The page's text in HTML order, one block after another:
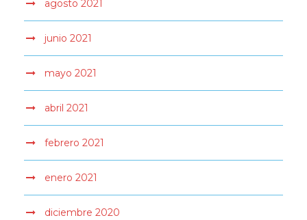
agosto 2021
junio 2021
mayo 2021
abril 2021
febrero 2021
enero 2021
diciembre 2020